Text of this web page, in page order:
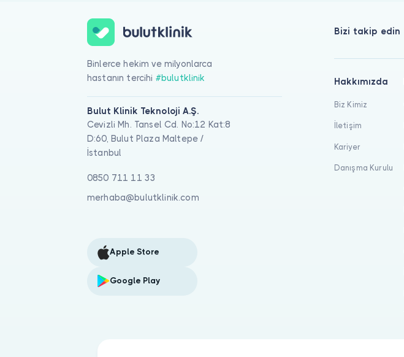
Binlerce hekim ve milyonlarca
hastanın tercihi #bulutklinik
Bulut Klinik Teknoloji A.Ş.
Cevizli Mh. Tansel Cd. No:12 Kat:8
D:60, Bulut Plaza Maltepe /
İstanbul
0850 711 11 33
merhaba@bulutklinik.com
Apple Store
Google Play
Bizi takip edin
Hakkımızda
Biz Kimiz
İletişim
Kariyer
Danışma Kurulu